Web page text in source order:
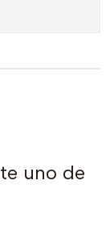
uno de